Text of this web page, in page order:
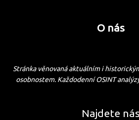
O nás
Stránka věnovaná aktuálním i
osobnostem. Každodenní OSINT
Najdete nás